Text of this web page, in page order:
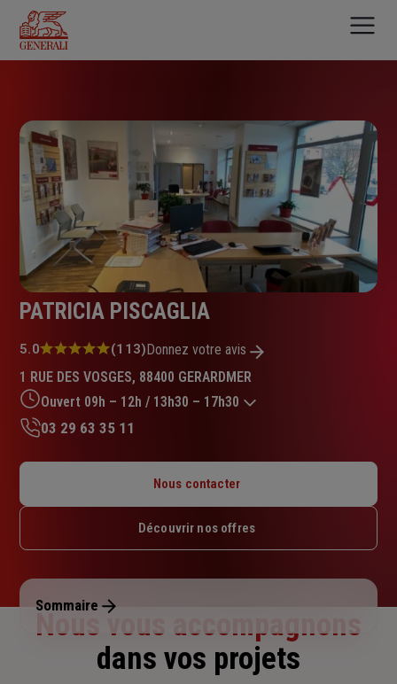
contenu
principal
PATRICIA PISCAGLIA
Note
5.0
sur
5
étoiles
5.0 (113)Donnez votre avis
1 RUE DES VOSGES, 88400 GERARDMER
Ouvert 09h – 12h / 13h30 – 17h30
Mardi : 09h – 12h / 13h30 – 17h30
Jeudi : 09h – 12h / 13h30 – 17h30
Dimanche : Fermé
03 29 63 35 11
Nous contacter
Découvrir nos offres
Sommaire
Nous vous accompagnons
dans vos projets